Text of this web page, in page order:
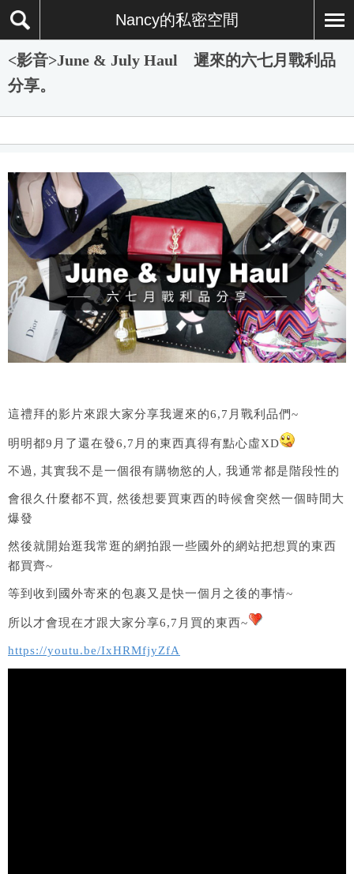
Nancy的私密空間
<影音>June & July Haul 遲來的六七月戰利品
分享。
這禮拜的影片來跟大家分享我遲來的6,7月戰利品們~
明明都9月了還在發6,7月的東西真得有點心虛XD
不過, 其實我不是一個很有購物慾的人, 我通常都是階段性的
會很久什麼都不買, 然後想要買東西的時候會突然一個時間大
爆發
然後就開始逛我常逛的網拍跟一些國外的網站把想買的東西
都買齊~
等到收到國外寄來的包裹又是快一個月之後的事情~
所以才會現在才跟大家分享6,7月買的東西~
https://youtu.be/IxHRMfjyZfA